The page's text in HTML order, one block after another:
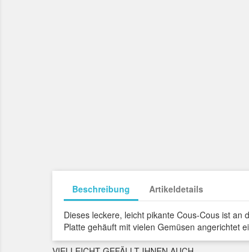
Beschreibung Artikeldetails
Dieses leckere, leicht pikante Cous-Cous ist
Platte gehäuft mit vielen Gemüsen angerichtet